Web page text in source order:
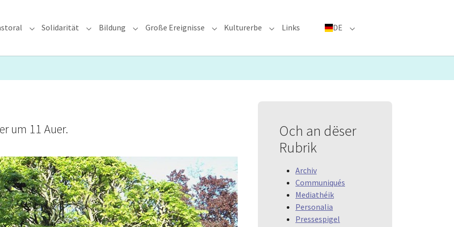
Submenu for "Glauben & Pastoral"
Solidarität Submenu for "Solidarität"
Bildung Submenu for "Bildung"
Große Ereignisse Submenu for "Große Ereignisse"
Kulturerbe Submenu for "Kulturerbe"
Links DE Submenu for "DE"
um 11 Auer.
Och an dëser
Rubrik
Archiv
Communiqués
Mediathéik
Personalia
Pressespigel